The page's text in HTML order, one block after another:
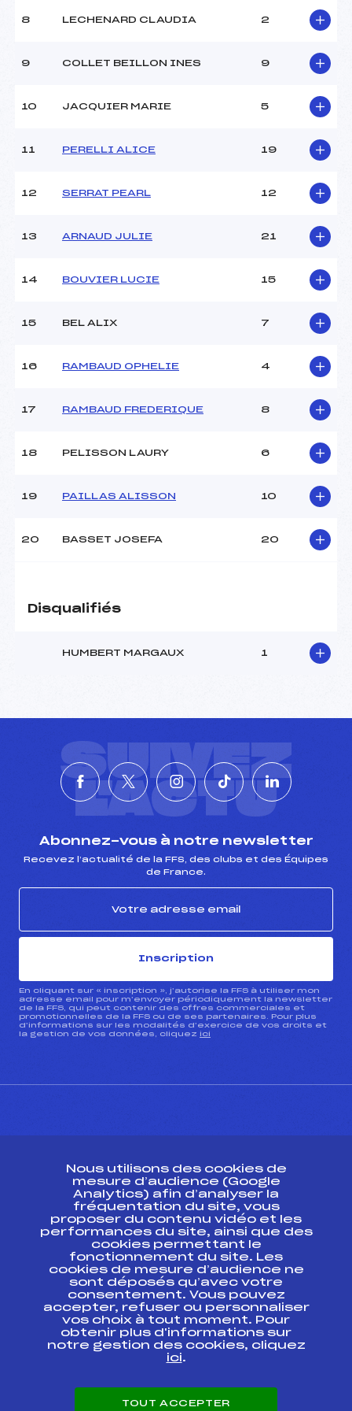
Ouvreurs D :
Météo :
BEAU
DURE
Nombre de portes :
Traceur :
Ouvreurs C :
Ouvreurs E :
-2
Pénalité appliquée :
212.9300
8 LECHENARD CLAUDIA 2
9 COLLET BEILLON INES 9
10 JACQUIER MARIE 5
11 PERELLI ALICE 19
12 SERRAT PEARL 12
13 ARNAUD JULIE 21
14 BOUVIER LUCIE 15
15 BEL ALIX 7
16 RAMBAUD OPHELIE 4
17 RAMBAUD FREDERIQUE 8
18 PELISSON LAURY 6
19 PAILLAS ALISSON 10
20 BASSET JOSEFA 20
Disqualifiés
HUMBERT MARGAUX 1
SUIVEZ
L'ACTU
Abonnez-vous à notre newsletter
Recevez l’actualité de la FFS, des clubs et des Équipes
de France.
Inscription
En cliquant sur « inscription », j’autorise la FFS à utiliser mon
adresse email pour m’envoyer périodiquement la newsletter
de la FFS, qui peut contenir des offres commerciales et
promotionnelles de la FFS ou de ses partenaires. Pour plus
d’informations sur les modalités d’exercice de vos droits et
la gestion de vos données, cliquez ici
Ressources
Pass’Neige
Projet sportif fédéral
Projet de performance fédéral
Antidopage
Pôle Développement, Formation, Suivi
Scientifique
Listes ministérielles
Pôle vie de l’athlète
Enseignement professionnel
Nous utilisons des cookies de
mesure d’audience (Google
Analytics) afin d’analyser la
fréquentation du site, vous
proposer du contenu vidéo et les
performances du site, ainsi que des
cookies permettant le
fonctionnement du site. Les
cookies de mesure d’audience ne
sont déposés qu’avec votre
consentement. Vous pouvez
accepter, refuser ou personnaliser
vos choix à tout moment. Pour
obtenir plus d'informations sur
notre gestion des cookies, cliquez
ici.
TOUT ACCEPTER